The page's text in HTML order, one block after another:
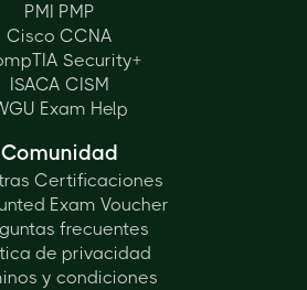
PMI PMP
Cisco CCNA
Security+
ISACA CISM
Exam Help
Comunidad
Certificaciones
Exam Voucher
frecuentes
de privacidad
y condiciones